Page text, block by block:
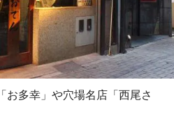
お多幸」や穴場名店「西尾さ